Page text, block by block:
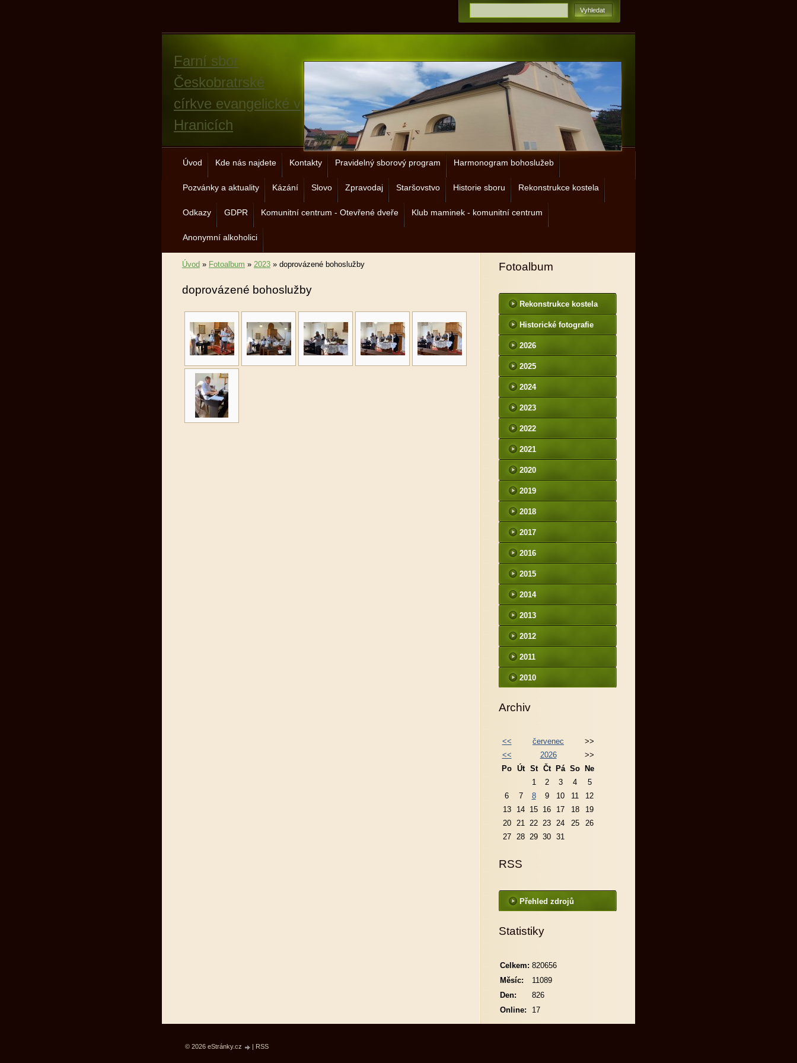
Farní sbor
Českobratrské
církve evangelické v
Hranicích
Úvod Kde nás najdete Kontakty Pravidelný sborový program Harmonogram bohoslužeb
Pozvánky a aktuality Kázání Slovo Zpravodaj Staršovstvo Historie sboru Rekonstrukce kostela
Odkazy GDPR Komunitní centrum - Otevřené dveře Klub maminek - komunitní centrum
Anonymní alkoholici
Úvod » Fotoalbum » 2023 » doprovázené bohoslužby
doprovázené bohoslužby
Fotoalbum
Rekonstrukce kostela
Historické fotografie
2026
2025
2024
2023
2022
2021
2020
2019
2018
2017
2016
2015
2014
2013
2012
2011
2010
Archiv
<< červenec
>>
<<
2026
>>
Po Út St Čt Pá So
Ne
1
2 3 4
5
6
7 8 9 10 11
12
13
14 15 16 17 18
19
20
21 22 23 24 25
26
27
28 29 30 31
RSS
Přehled zdrojů
Statistiky
Online: 17
Celkem: 820656
Měsíc:
11089
Den:
826
© 2026 eStránky.cz | RSS